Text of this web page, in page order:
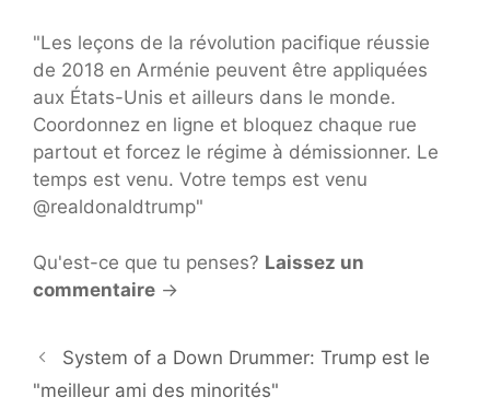
"Les leçons de la révolution pacifique réussie
de 2018 en Arménie peuvent être appliquées
aux États-Unis et ailleurs dans le monde.
Coordonnez en ligne et bloquez chaque rue
partout et forcez le régime à démissionner. Le
temps est venu. Votre temps est venu
@realdonaldtrump"
Qu'est-ce que tu penses? Laissez un
commentaire →
System of a Down Drummer: Trump est le
"meilleur ami des minorités"